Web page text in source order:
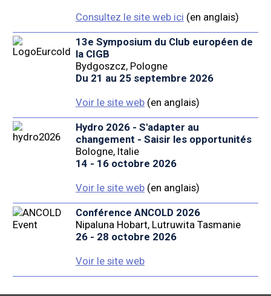
Consultez le site web ici (en anglais)
13e Symposium du Club européen de
la CIGB
Bydgoszcz, Pologne
Du 21 au 25 septembre 2026
Voir le site web(en anglais)
Hydro 2026 - S'adapter au
changement - Saisir les opportunités
Bologne, Italie
14 - 16 octobre 2026
Voir le site web(en anglais)
Conférence ANCOLD 2026
Nipaluna Hobart, Lutruwita Tasmanie
26 - 28 octobre 2026
Voir le site web